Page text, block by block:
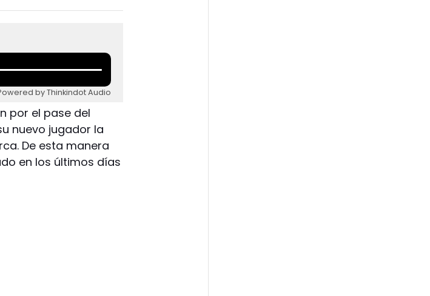
by Thinkindot Audio
por el pase del
nuevo jugador la
De esta manera
en los últimos días